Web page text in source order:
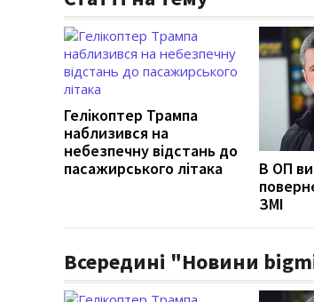
Гелікоптер Трампа
наблизився на
небезпечну відстань до
пасажирського літака
В ОП
ЗМІ
Всередині "Новини